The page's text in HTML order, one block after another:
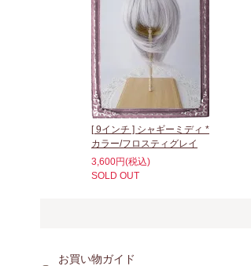
[ 9インチ ] シャギーミディ *
カラー/フロスティグレイ
3,600円(税込)
SOLD OUT
お買い物ガイド